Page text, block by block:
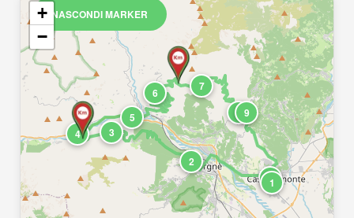
NASCONDI MARKER
1
2
3
4
5
6
7
8 9
10
+
−